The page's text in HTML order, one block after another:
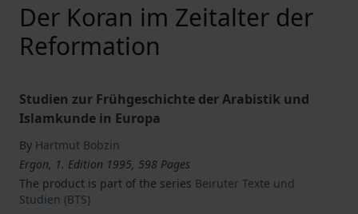
Der Koran im Zeitalter der
Reformation
Studien zur Frühgeschichte der Arabistik und
Islamkunde in Europa
By Hartmut Bobzin
Ergon, 1. Edition 1995, 598 Pages
The product is part of the series Beiruter Texte und
Studien (BTS)